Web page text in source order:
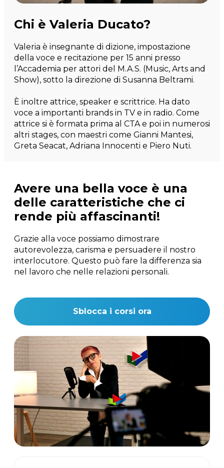
Chi è Valeria Ducato?
Valeria è insegnante di dizione, impostazione
della voce e recitazione per 15 anni presso
l’Accademia per attori del M.A.S. (Music, Arts and
Show), sotto la direzione di Susanna Beltrami.
È inoltre attrice, speaker e scrittrice. Ha dato
voce a importanti brands in TV e in radio. Come
attrice si è formata prima al CTA e poi in numerosi
altri stages, con maestri come Gianni Mantesi,
Greta Seacat, Adriana Innocenti e Piero Nuti.
Avere una bella voce è una
delle caratteristiche che ci
rende più affascinanti!
Grazie alla voce possiamo dimostrare
autorevolezza, carisma e persuadere il nostro
interlocutore. Questo può fare la differenza sia
nel lavoro che nelle relazioni personali.
Sblocca i corsi ora